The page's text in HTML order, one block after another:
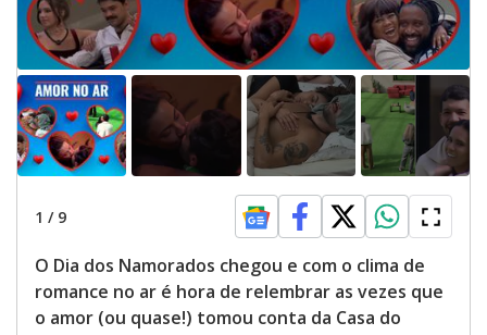
1 / 9
O Dia dos Namorados chegou e com o clima de
romance no ar é hora de relembrar as vezes que
o amor (ou quase!) tomou conta da Casa do